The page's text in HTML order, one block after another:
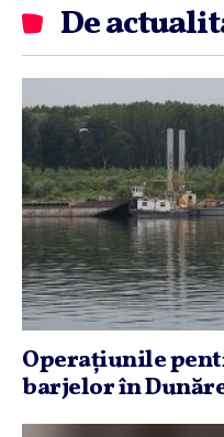
De
Operaţiunile
barjelor în